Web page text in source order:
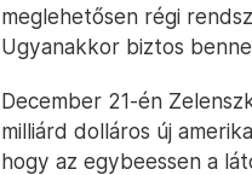
meglehetősen régi
Ugyanakkor biztos
December 21-én
milliárd dolláros új
hogy az egybeessen a